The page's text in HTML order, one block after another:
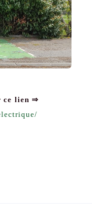
ce lien ⇒